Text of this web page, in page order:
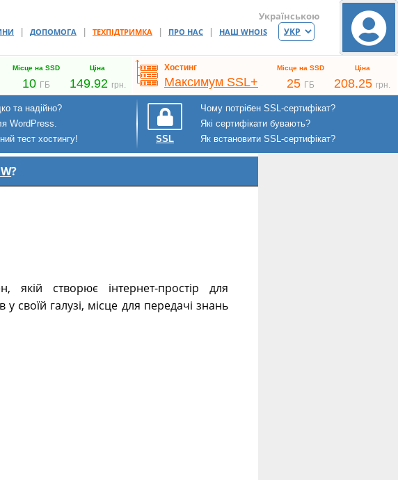
| ДОПОМОГА | ТЕХПІДТРИМКА | ПРО НАС | НАШ WHOIS
Українською
Місце на SSD Ціна
10 ГБ 149.92 грн.
Хостинг
Максимум SSL+
Місце на SSD Ціна
25 ГБ 208.25 грн.
та надійно?
WordPress.
тест хостингу!
SSL
Чому потрібен SSL-сертифікат?
Які сертифікати бувають?
Як встановити SSL-сертифікат?
?
створює інтернет-простір для
у своїй галузі, місце для передачі знань